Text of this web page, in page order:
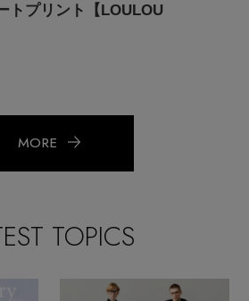
トプリント【LOULOU
MORE
TOPICS